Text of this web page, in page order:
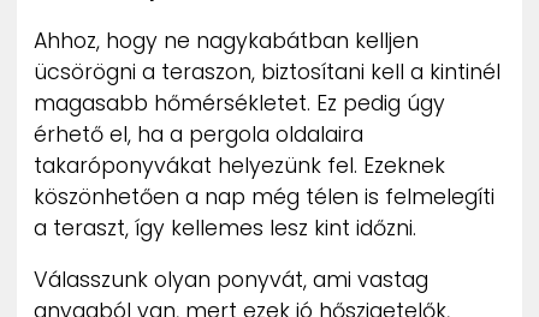
Ahhoz, hogy ne nagykabátban kelljen
ücsörögni a teraszon, biztosítani kell a kintinél
magasabb hőmérsékletet. Ez pedig úgy
érhető el, ha a pergola oldalaira
takaróponyvákat helyezünk fel. Ezeknek
köszönhetően a nap még télen is felmelegíti
a teraszt, így kellemes lesz kint időzni.
Válasszunk olyan ponyvát, ami vastag